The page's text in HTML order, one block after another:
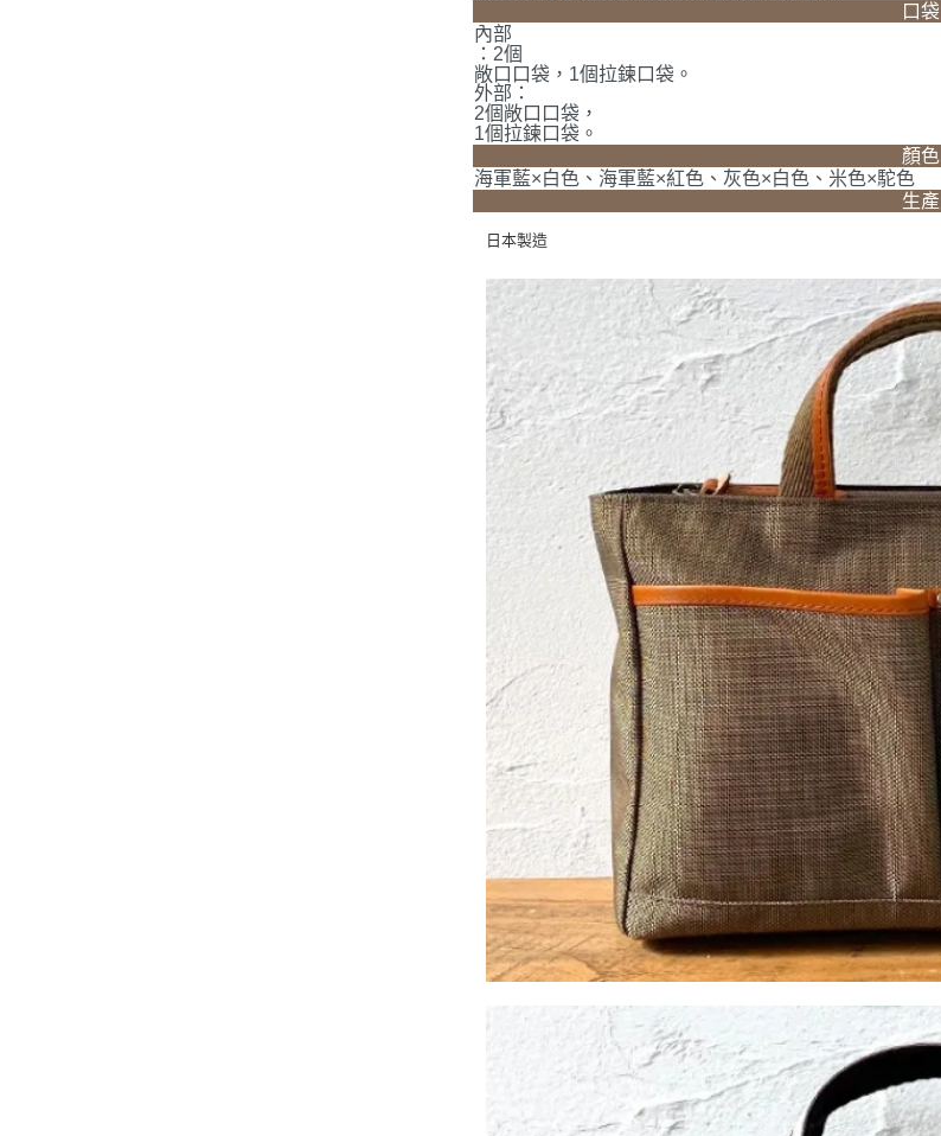
口袋
內部
：2個
敞口口袋，1個拉鍊口袋。
外部：
2個敞口口袋，
1個拉鍊口袋。
顏色
海軍藍×白色、海軍藍×紅色、灰色×白色、米色×駝色
生產
日本製造